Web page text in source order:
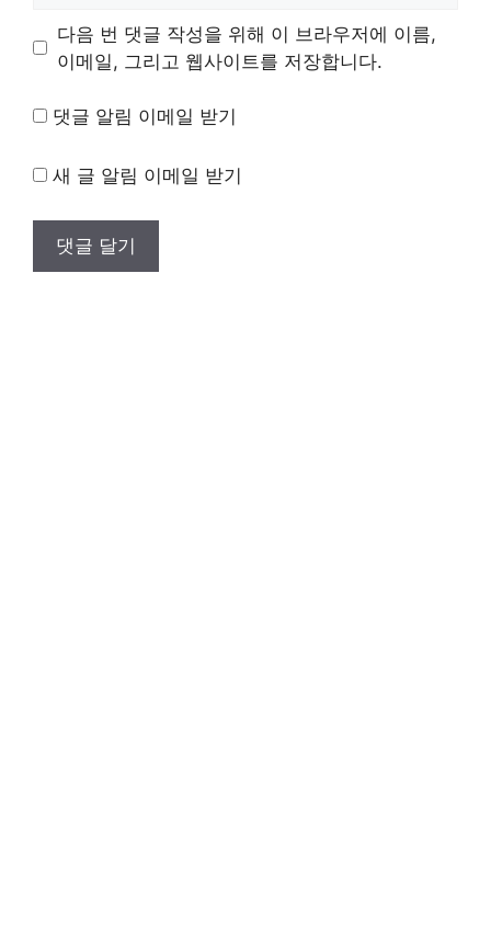
트
다음 번 댓글 작성을 위해 이 브라우저에 이름,
이메일, 그리고 웹사이트를 저장합니다.
댓글 알림 이메일 받기
새 글 알림 이메일 받기